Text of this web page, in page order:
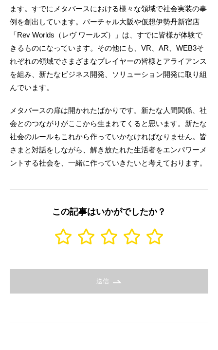
ます。すでにメタバースにおける様々な領域で社会実装の事
例を創出しています。バーチャル大阪や仮想伊勢丹新宿店
「Rev Worlds（レヴ ワールズ）」は、すでに皆様が体験で
きるものになっています。その他にも、VR、AR、WEB3そ
れぞれの領域でさまざまなプレイヤーの皆様とアライアンス
を組み、新たなビジネス開発、ソリューション開発に取り組
んでいます。
メタバースの扉は開かれたばかりです。新たな人間関係、社
会とのつながりがここから生まれてくると思います。新たな
社会のルールもこれから作っていかなければなりません。皆
さまと対話をしながら、解き放たれた生活者をエンパワーメ
ントする社会を、一緒に作っていきたいと考えております。
この記事はいかがでしたか？
送信